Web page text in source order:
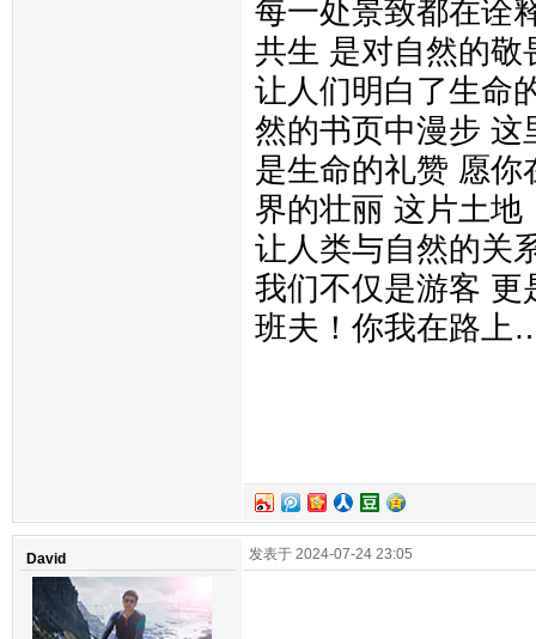
每一处景致都在诠
共生 是对自然的敬
让人们明白了生命
然的书页中漫步 这
是生命的礼赞 愿
界的壮丽 这片土地
让人类与自然的关
我们不仅是游客 更
班夫！你我在路
David 发表于 2024-07-24 23:05